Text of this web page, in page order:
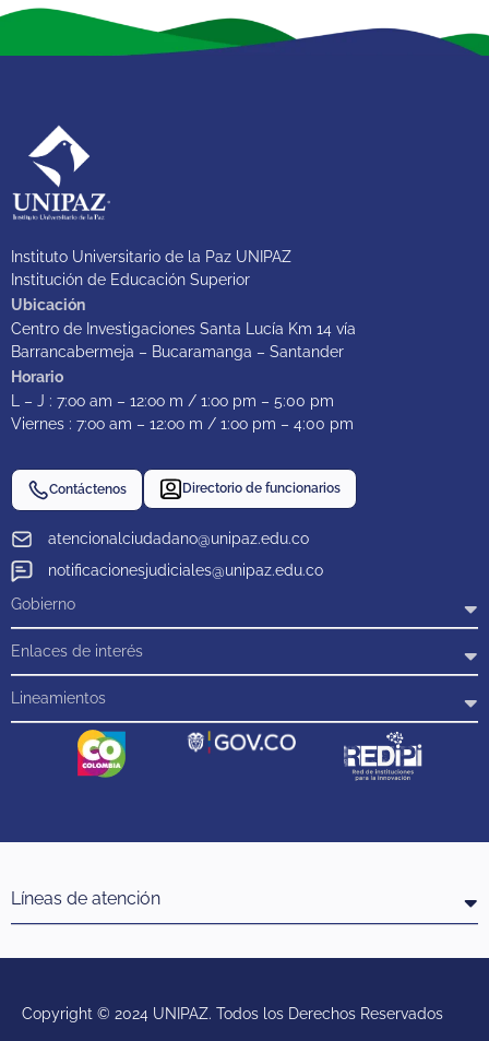
Instituto Universitario de la Paz UNIPAZ
Institución de Educación Superior
Ubicación
Centro de Investigaciones Santa Lucía Km 14 vía
Barrancabermeja – Bucaramanga – Santander
Horario
L – J : 7:oo am – 12:oo m / 1:oo pm – 5:00 pm
Viernes : 7:oo am – 12:oo m / 1:oo pm – 4:00 pm
atencionalciudadano@unipaz.edu.co
notificacionesjudiciales@unipaz.edu.co
Contáctenos Directorio de funcionarios
Gobierno
Enlaces de interés
Lineamientos
Líneas de atención
Copyright © 2024 UNIPAZ. Todos los Derechos Reservados